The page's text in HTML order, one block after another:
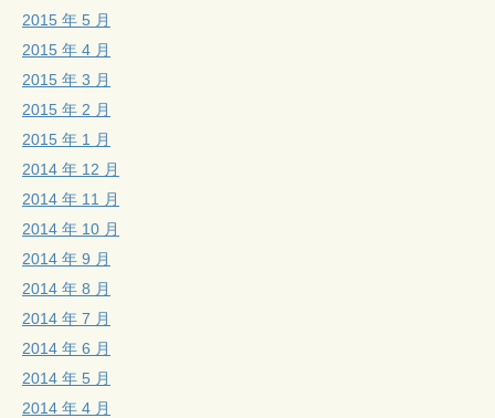
2015 年 5 月
2015 年 4 月
2015 年 3 月
2015 年 2 月
2015 年 1 月
2014 年 12 月
2014 年 11 月
2014 年 10 月
2014 年 9 月
2014 年 8 月
2014 年 7 月
2014 年 6 月
2014 年 5 月
2014 年 4 月